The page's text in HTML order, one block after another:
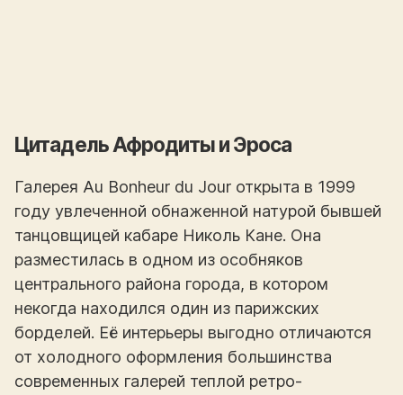
Цитадель Афродиты и Эроса
Галерея Au Bonheur du Jour открыта в 1999
году увлеченной обнаженной натурой бывшей
танцовщицей кабаре Николь Кане. Она
разместилась в одном из особняков
центрального района города, в котором
некогда находился один из парижских
борделей. Её интерьеры выгодно отличаются
от холодного оформления большинства
современных галерей теплой ретро-